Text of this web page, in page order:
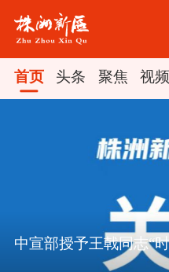
首页 头条 聚焦 视频
中宣部授予王戟同志“